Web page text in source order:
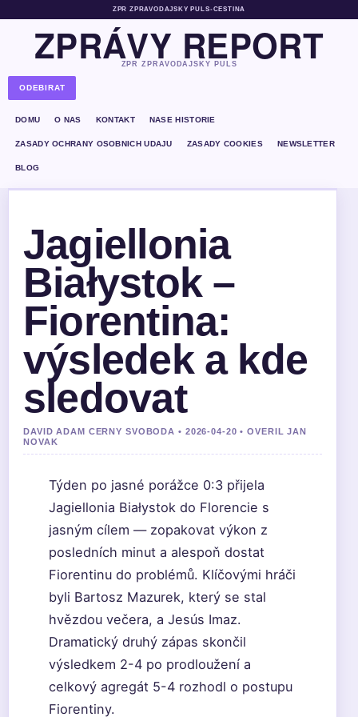
ZPR ZPRAVODAJSKY PULS•CESTINA
ZPRÁVY REPORT
ZPR ZPRAVODAJSKY PULS
ODEBIRAT
DOMU O NAS KONTAKT NASE HISTORIE
ZASADY OCHRANY OSOBNICH UDAJU ZASADY COOKIES NEWSLETTER
BLOG
Jagiellonia
Białystok –
Fiorentina:
výsledek a kde
sledovat
DAVID ADAM CERNY SVOBODA • 2026-04-20 • OVERIL JAN
NOVAK
Týden po jasné porážce 0:3 přijela
Jagiellonia Białystok do Florencie s
jasným cílem — zopakovat výkon z
posledních minut a alespoň dostat
Fiorentinu do problémů. Klíčovými hráči
byli Bartosz Mazurek, který se stal
hvězdou večera, a Jesús Imaz.
Dramatický druhý zápas skončil
výsledkem 2-4 po prodloužení a
celkový agregát 5-4 rozhodl o postupu
Fiorentiny.